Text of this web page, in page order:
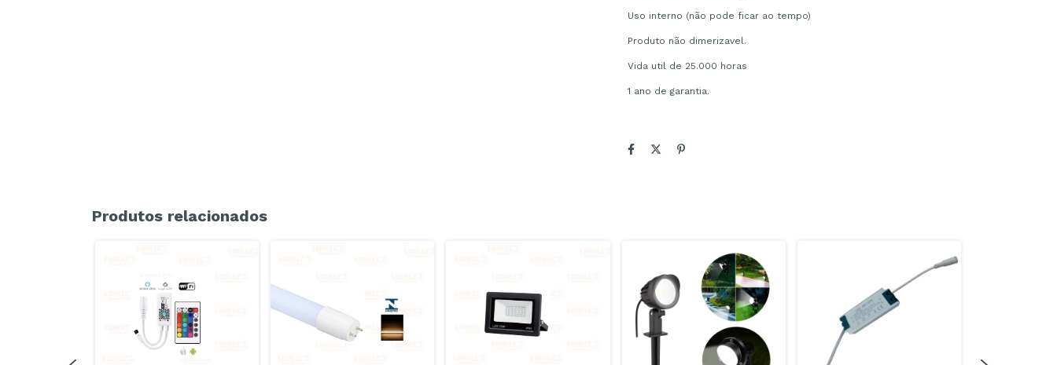
Uso interno (não pode ficar ao tempo)
Produto não dimerizavel.
Vida util de 25.000 horas
1 ano de garantia.
Produtos relacionados